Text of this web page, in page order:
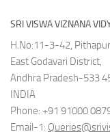
SRI VISWA VIZNANA
H.No:11-3-42,
East Godavari District,
Andhra Pradesh-533
INDIA
Phone: +91 91000
Email-1: